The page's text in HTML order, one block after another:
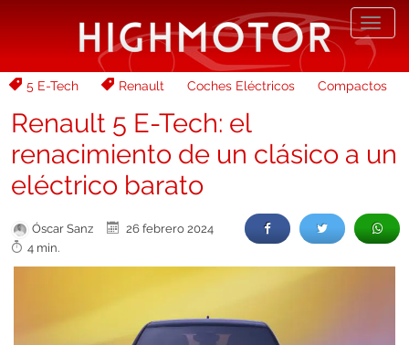
5 E-Tech Renault Coches Eléctricos Compactos
Renault 5 E-Tech: el
renacimiento de un clásico a un
eléctrico barato
Óscar Sanz
26 febrero 2024
4 min.